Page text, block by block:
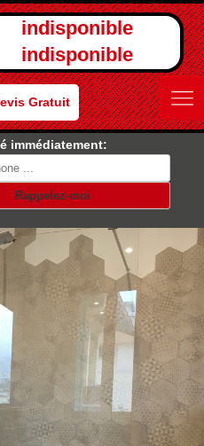
indisponible
indisponible
Gratuit
immédiatement: